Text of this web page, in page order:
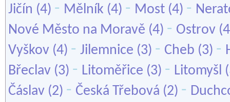
Jičín (4) - Mělník (4) - Most (4) -
Nové Město na Moravě (4) - Ostrov
Vyškov (4) - Jilemnice (3) - Cheb (3) -
Břeclav (3) - Litoměřice (3) - Litomyšl
Čáslav (2) - Česká Třebová (2) -